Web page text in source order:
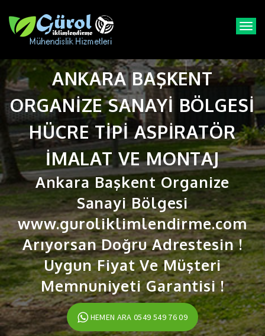
T
g
n
a
i
g
a
t
n
ANKARA BAŞKENT
ORGANIZE SANAYI BÖLGESI
HÜCRE TIPI ASPIRATÖR
IMALAT VE MONTAJ
Ankara Başkent Organize
Sanayi Bölgesi
www.guroliklimlendirme.com
Arıyorsan Doğru Adrestesin !
Uygun Fiyat Ve Müşteri
Memnuniyeti Garantisi !
HEMEN ARA 0549 549 76 09